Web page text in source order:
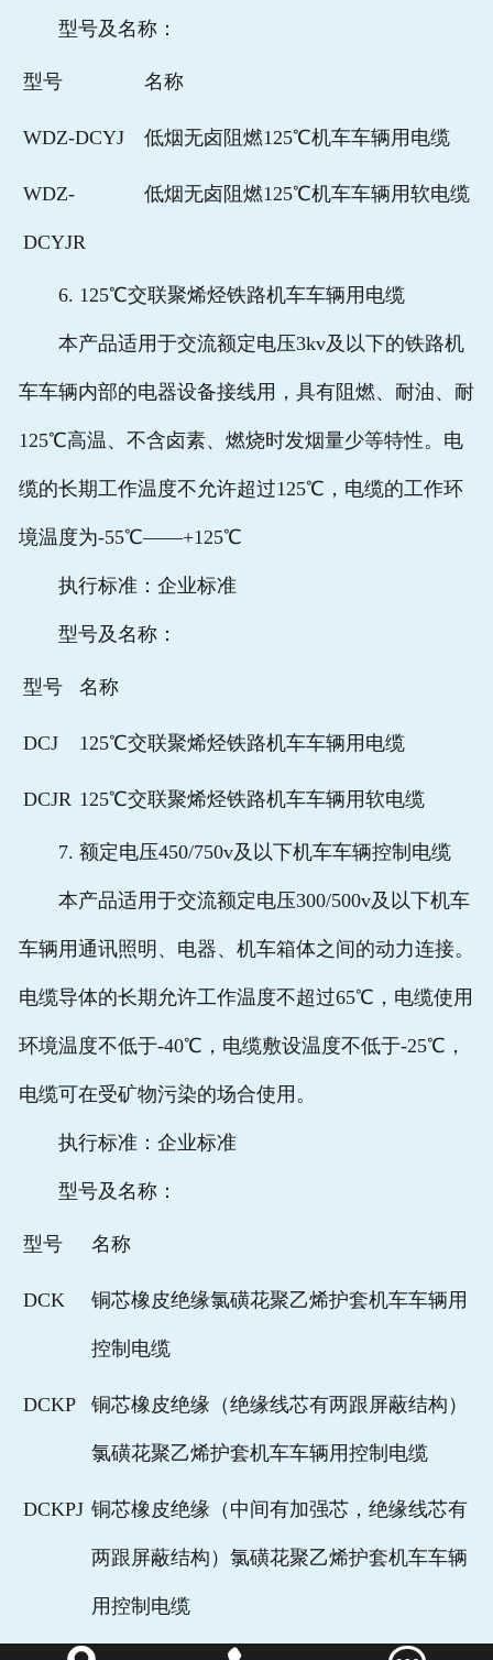
型号及名称：
型号 名称
WDZ-DCYJ 低烟无卤阻燃125℃机车车辆用电缆
WDZ-
DCYJR
低烟无卤阻燃125℃机车车辆用软电缆
6. 125℃交联聚烯烃铁路机车车辆用电缆
本产品适用于交流额定电压3kv及以下的铁路机
车车辆内部的电器设备接线用，具有阻燃、耐油、耐
125℃高温、不含卤素、燃烧时发烟量少等特性。电
缆的长期工作温度不允许超过125℃，电缆的工作环
境温度为-55℃——+125℃
执行标准：企业标准
型号及名称：
型号 名称
DCJ 125℃交联聚烯烃铁路机车车辆用电缆
DCJR 125℃交联聚烯烃铁路机车车辆用软电缆
7. 额定电压450/750v及以下机车车辆控制电缆
本产品适用于交流额定电压300/500v及以下机车
车辆用通讯照明、电器、机车箱体之间的动力连接。
电缆导体的长期允许工作温度不超过65℃，电缆使用
环境温度不低于-40℃，电缆敷设温度不低于-25℃，
电缆可在受矿物污染的场合使用。
执行标准：企业标准
型号及名称：
型号 名称
DCK 铜芯橡皮绝缘氯磺花聚乙烯护套机车车辆用
控制电缆
DCKP 铜芯橡皮绝缘（绝缘线芯有两跟屏蔽结构）
氯磺花聚乙烯护套机车车辆用控制电缆
DCKPJ 铜芯橡皮绝缘（中间有加强芯，绝缘线芯有
两跟屏蔽结构）氯磺花聚乙烯护套机车车辆
用控制电缆